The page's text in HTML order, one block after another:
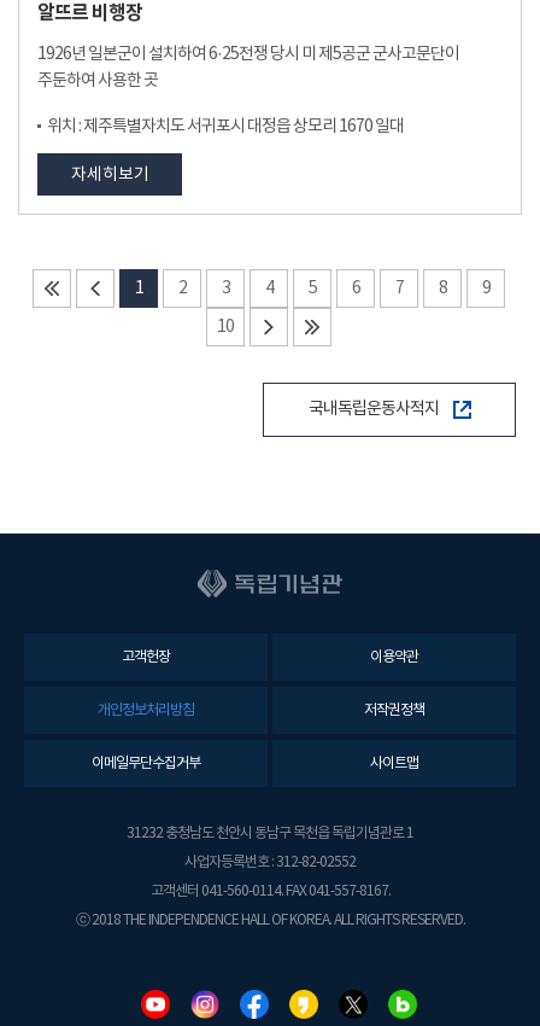
알뜨르 비행장
1926년 일본군이 설치하여 6·25전쟁 당시 미 제5공군 군사고문단이
주둔하여 사용한 곳
위치 : 제주특별자치도 서귀포시 대정읍 상모리 1670 일대
자세히보기
1 2 3 4 5 6 7 8
9
10
국내독립운동사적지
고객헌장 이용약관
개인정보처리방침 저작권정책
이메일무단수집거부 사이트맵
31232 충청남도 천안시 동남구 목천읍 독립기념관로 1
사업자등록번호 : 312-82-02552
고객센터 041-560-0114. FAX 041-557-8167.
ⓒ 2018 THE INDEPENDENCE HALL OF KOREA. ALL RIGHTS RESERVED.